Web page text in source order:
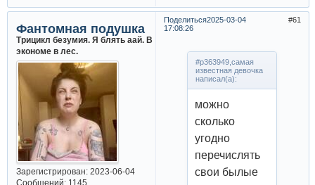
Поделиться 61
2025-03-04
17:08:26
Фантомная подушка
Трицикл безумия. Я блять аай. В
экономе в лес.
Зарегистрирован: 2023-06-04
Сообщений:1145
#p363949,самая
известная девочка
написал(а):
можно
сколько
угодно
перечислять
свои былые